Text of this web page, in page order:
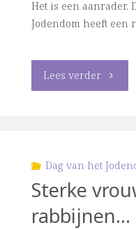
sterke
Het is een aanrader.
Jodendom heeft een
Lees verder "Harry
‘Sterke
Dag van het
Sterke
rabbijnen…